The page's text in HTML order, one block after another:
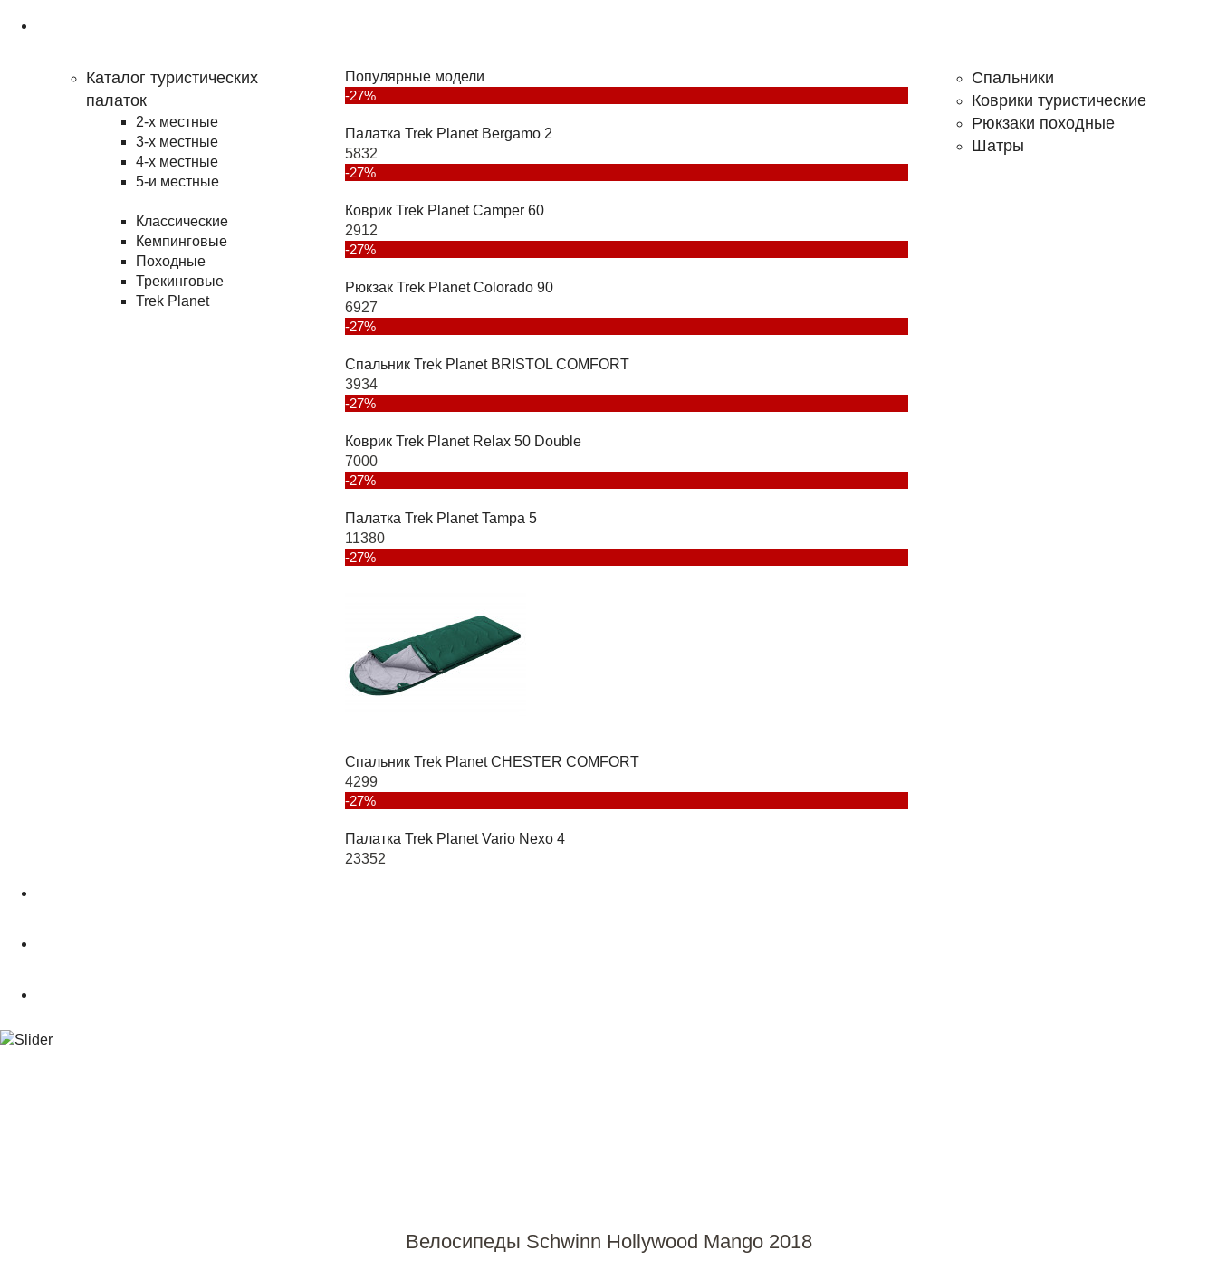
Каталог туристических
палаток
2-х местные
3-х местные
4-х местные
5-и местные
Классические
Кемпинговые
Походные
Трекинговые
Trek Planet
Популярные модели
-27%
Палатка Trek Planet Bergamo 2
5832
-27%
Коврик Trek Planet Camper 60
2912
-27%
Рюкзак Trek Planet Colorado 90
6927
-27%
Спальник Trek Planet BRISTOL COMFORT
3934
-27%
Коврик Trek Planet Relax 50 Double
7000
-27%
Палатка Trek Planet Tampa 5
11380
-27%
Спальник Trek Planet CHESTER COMFORT
4299
-27%
Палатка Trek Planet Vario Nexo 4
23352
Спальники
Коврики туристические
Рюкзаки походные
Шатры
Велосипеды Schwinn Hollywood Mango 2018